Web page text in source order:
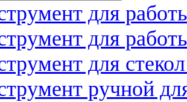
для
для
для
ручной